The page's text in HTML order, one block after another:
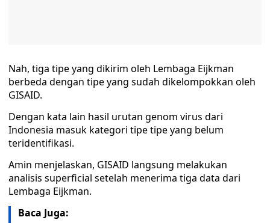
Nah, tiga tipe yang dikirim oleh Lembaga Eijkman
berbeda dengan tipe yang sudah dikelompokkan oleh
GISAID.
Dengan kata lain hasil urutan genom virus dari
Indonesia masuk kategori tipe tipe yang belum
teridentifikasi.
Amin menjelaskan, GISAID langsung melakukan
analisis superficial setelah menerima tiga data dari
Lembaga Eijkman.
Baca Juga: